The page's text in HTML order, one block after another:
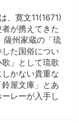
、寛文11(1671)
が携えてきた
薩州家蔵の「琉
た国俗につい
」として琉歌
かない貴重な
屋文庫」とあ
レーが入手し